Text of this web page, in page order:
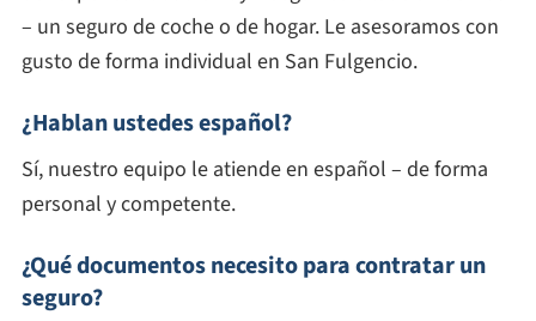
– un seguro de coche o de hogar. Le asesoramos con
gusto de forma individual en San Fulgencio.
¿Hablan ustedes español?
Sí, nuestro equipo le atiende en español – de forma
personal y competente.
¿Qué documentos necesito para contratar un
seguro?